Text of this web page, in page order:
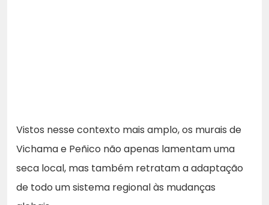
Vistos nesse contexto mais amplo, os murais de
Vichama e Peñico não apenas lamentam uma
seca local, mas também retratam a adaptação
de todo um sistema regional às mudanças